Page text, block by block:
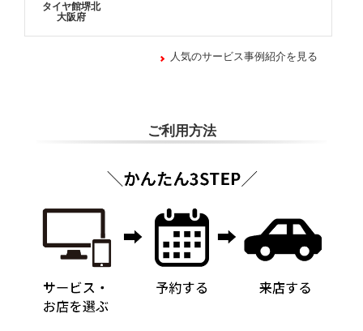
タイヤ館堺北
大阪府
人気のサービス事例紹介を見る
ご利用方法